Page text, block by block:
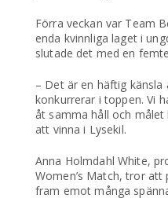
Förra veckan var Team
enda kvinnliga laget i
slutade det med en
– Det är en häftig känsla
konkurrerar i toppen. Vi
åt samma håll och
att vinna i Lysekil.
Anna Holmdahl White,
Women’s Match, tror att
fram emot många